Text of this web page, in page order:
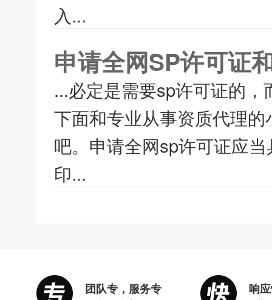
入...
申请全网SP许可证
...必定是需要sp许可证的
下面和专业从事资质代理
吧。申请全网sp许可证应
印...
团队专，服务专 响